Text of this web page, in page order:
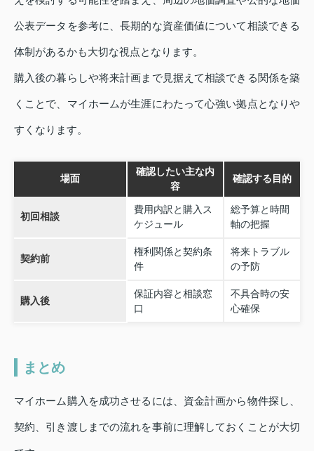
公表データを参考に、長期的な資産価値について相談できる
体制があるかも大切な視点となります。
購入後の暮らしや将来計画まで見据えて相談できる関係を築
くことで、マイホームが生涯にわたって心強い拠点となりや
すくなります。
場面
確認したい主な内
容
確認する目的
初回相談
費用内訳と購入ス
ケジュール
総予算と時間
軸の把握
契約前
権利関係と契約条
件
将来トラブル
の予防
購入後
保証内容と相談窓
口
不具合時の安
心確保
まとめ
マイホーム購入を成功させるには、資金計画から物件探し、
契約、引き渡しまでの流れを事前に理解しておくことが大切